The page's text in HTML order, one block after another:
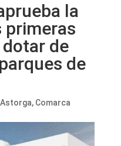
la
primeras
de
de
Astorga, Comarca